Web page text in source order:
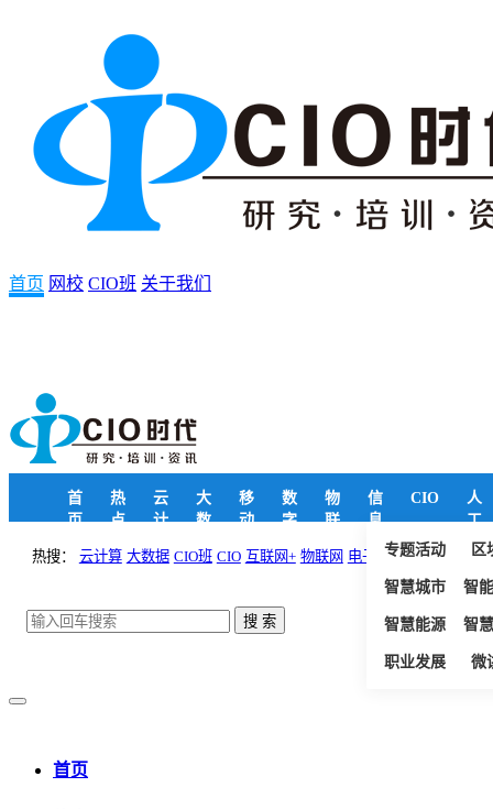
首页 网校 CIO班 关于我们
首
页
热
点
云
计
大
数
移
动
用
数
字
府
物
联
信
息
CIO
人
工
智
专题活动 区
智慧城市 智
智慧能源 智
职业发展 微
热搜： 云计算 大数据 CIO班 CIO 互联网+ 物联网 电子政务
首页